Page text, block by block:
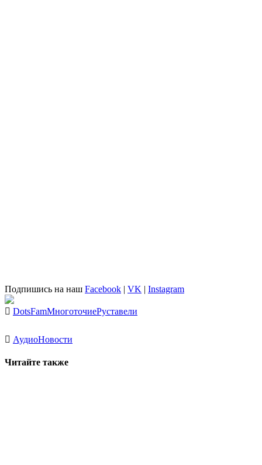
Подпишись на наш Facebook | VK | Instagram
DotsFamМноготочиеРуставели
АудиоНовости
Читайте также